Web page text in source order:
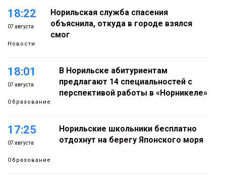
18:22
07 августа
Новости
Норильская служба спасения
объяснила, откуда в городе взялся
смог
18:01
07 августа
Образование
В Норильске абитуриентам
предлагают 14 специальностей с
перспективой работы в «Норникеле»
17:25
07 августа
Образование
Норильские школьники бесплатно
отдохнут на берегу Японского моря